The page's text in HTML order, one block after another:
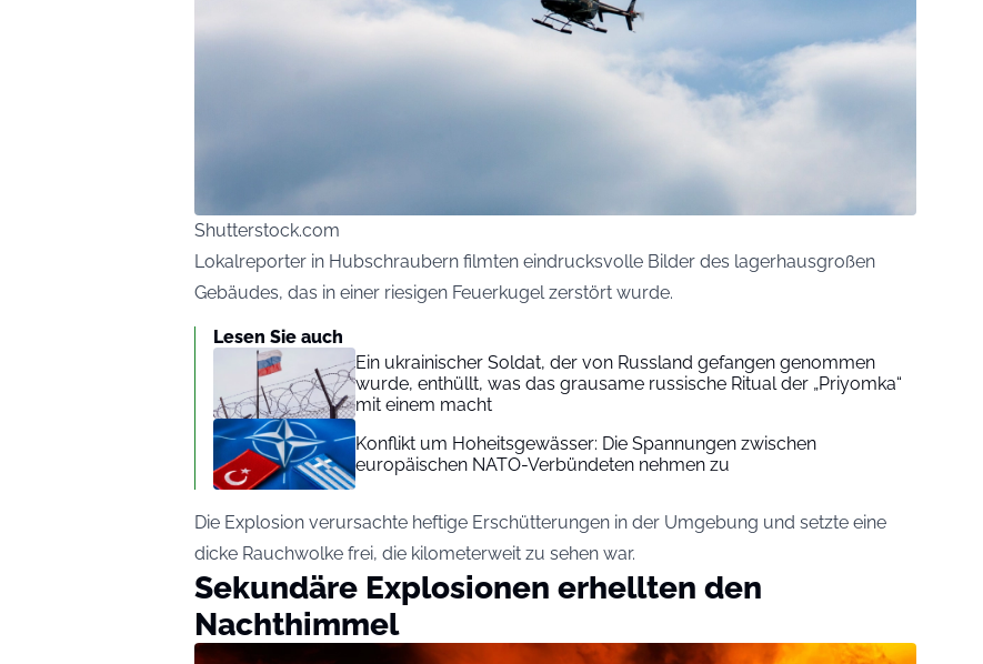
Shutterstock.com
Lokalreporter in Hubschraubern filmten eindrucksvolle Bilder des lagerhausgroßen
Gebäudes, das in einer riesigen Feuerkugel zerstört wurde.
Lesen Sie auch
Ein ukrainischer Soldat, der von Russland gefangen genommen
wurde, enthüllt, was das grausame russische Ritual der „Priyomka“
mit einem macht
Konflikt um Hoheitsgewässer: Die Spannungen zwischen
europäischen NATO-Verbündeten nehmen zu
Die Explosion verursachte heftige Erschütterungen in der Umgebung und setzte eine
dicke Rauchwolke frei, die kilometerweit zu sehen war.
Sekundäre Explosionen erhellten den
Nachthimmel